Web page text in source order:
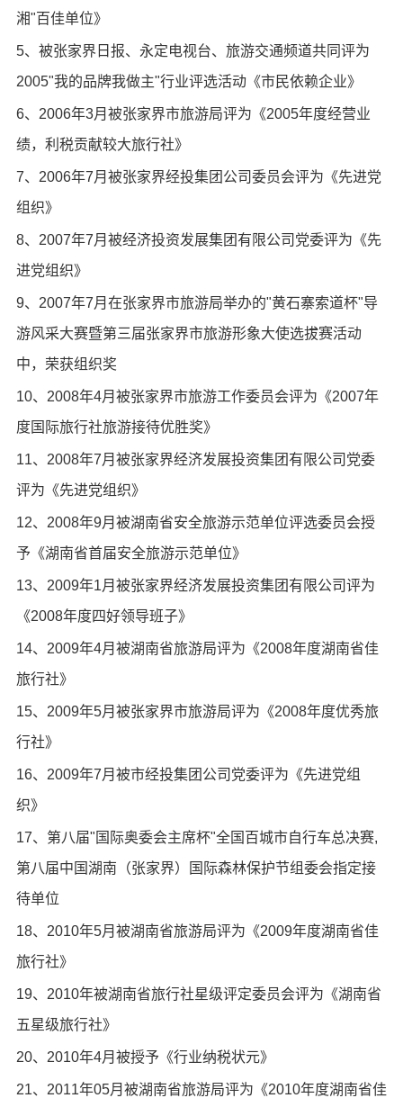
湘"百佳单位》
5、被张家界日报、永定电视台、旅游交通频道共同评为
2005"我的品牌我做主"行业评选活动《市民依赖企业》
6、2006年3月被张家界市旅游局评为《2005年度经营业
绩，利税贡献较大旅行社》
7、2006年7月被张家界经投集团公司委员会评为《先进党
组织》
8、2007年7月被经济投资发展集团有限公司党委评为《先
进党组织》
9、2007年7月在张家界市旅游局举办的"黄石寨索道杯"导
游风采大赛暨第三届张家界市旅游形象大使选拔赛活动
中，荣获组织奖
10、2008年4月被张家界市旅游工作委员会评为《2007年
度国际旅行社旅游接待优胜奖》
11、2008年7月被张家界经济发展投资集团有限公司党委
评为《先进党组织》
12、2008年9月被湖南省安全旅游示范单位评选委员会授
予《湖南省首届安全旅游示范单位》
13、2009年1月被张家界经济发展投资集团有限公司评为
《2008年度四好领导班子》
14、2009年4月被湖南省旅游局评为《2008年度湖南省佳
旅行社》
15、2009年5月被张家界市旅游局评为《2008年度优秀旅
行社》
16、2009年7月被市经投集团公司党委评为《先进党组
织》
17、第八届"国际奥委会主席杯"全国百城市自行车总决赛,
第八届中国湖南（张家界）国际森林保护节组委会指定接
待单位
18、2010年5月被湖南省旅游局评为《2009年度湖南省佳
旅行社》
19、2010年被湖南省旅行社星级评定委员会评为《湖南省
五星级旅行社》
20、2010年4月被授予《行业纳税状元》
21、2011年05月被湖南省旅游局评为《2010年度湖南省佳